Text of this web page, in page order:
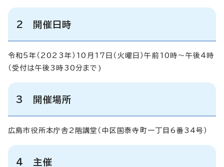
2 開催日時
令和5年（2023年）10月17日（火曜日）午前10時～午後4時
（受付は午後3時30分まで)
3 開催場所
広島市役所本庁舎2階講堂（中区国泰寺町一丁目6番34号）
4 主催